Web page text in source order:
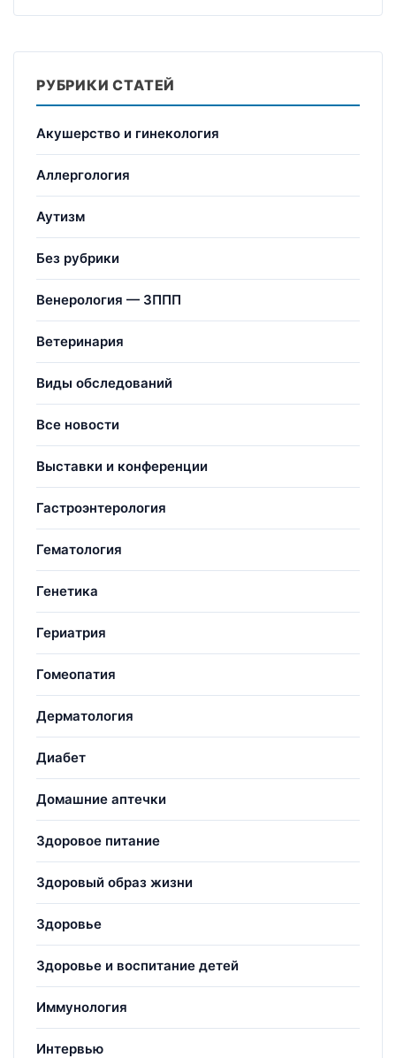
РУБРИКИ СТАТЕЙ
Акушерство и гинекология
Аллергология
Аутизм
Без рубрики
Венерология — ЗППП
Ветеринария
Виды обследований
Все новости
Выставки и конференции
Гастроэнтерология
Гематология
Генетика
Гериатрия
Гомеопатия
Дерматология
Диабет
Домашние аптечки
Здоровое питание
Здоровый образ жизни
Здоровье
Здоровье и воспитание детей
Иммунология
Интервью